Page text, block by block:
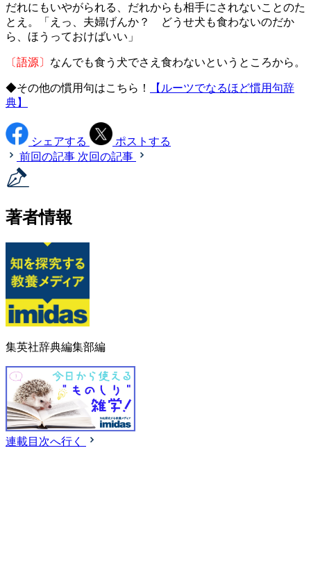
だれにもいやがられる、だれからも相手にされないことのた
とえ。「えっ、夫婦げんか？ どうせ犬も食わないのだか
ら、ほうっておけばいい」
〔語源〕 なんでも食う犬でさえ食わないというところから。
◆その他の慣用句はこちら！
【ルーツでなるほど慣用句辞
典】
シェアする
ポストする
前回の記事 次回の記事
著者情報
集英社辞典編集部編
連載目次へ行く